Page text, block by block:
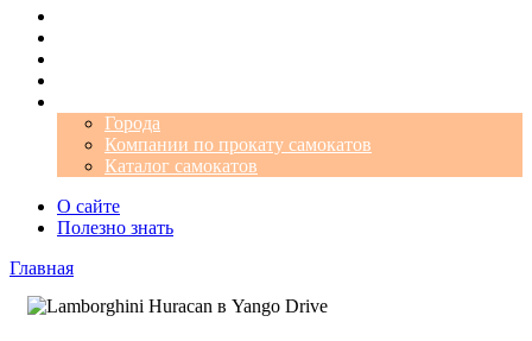
Города
Компании по прокату самокатов
Каталог самокатов
О сайте
Полезно знать
Главная